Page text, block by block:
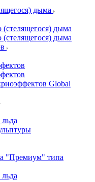
дыма
(стелящегося) дыма
(стелящегося) дыма
Global
"Премиум" типа